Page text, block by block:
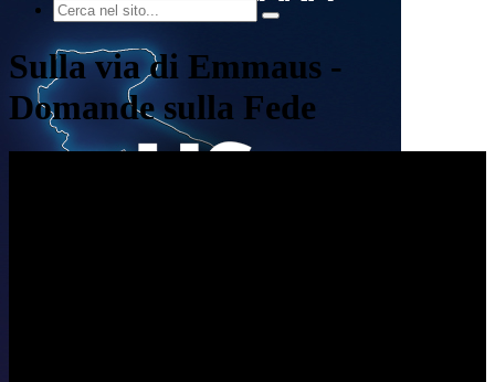
Sulla via di Emmaus -
Domande sulla Fede